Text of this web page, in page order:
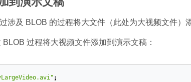
涉及 BLOB 的过程将大文件（此处为大视频文件）
过程将大视频文件添加到演示文稿：
;